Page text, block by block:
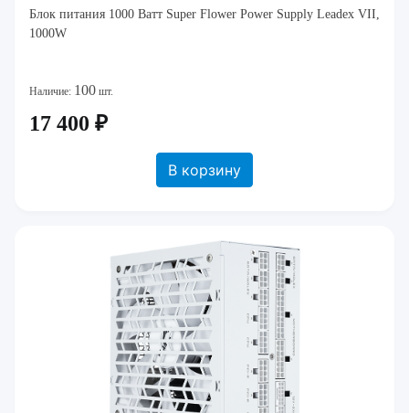
Блок питания 1000 Ватт Super Flower Power Supply Leadex VII,
1000W
Наличие: 100 шт.
17 400 ₽
В корзину